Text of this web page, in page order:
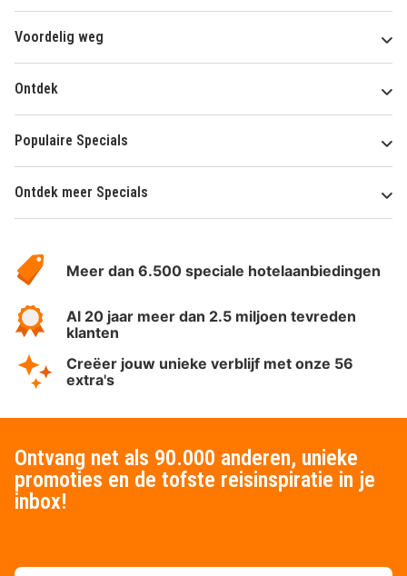
Voordelig weg
Ontdek
Populaire Specials
Ontdek meer Specials
HotelSpecials
Meer dan 6.500 speciale hotelaanbiedingen
Al 20 jaar meer dan 2.5 miljoen tevreden
klanten
Creëer jouw unieke verblijf met onze 56
extra's
Ontvang net als 90.000 anderen, unieke
promoties en de tofste reisinspiratie in je
inbox!